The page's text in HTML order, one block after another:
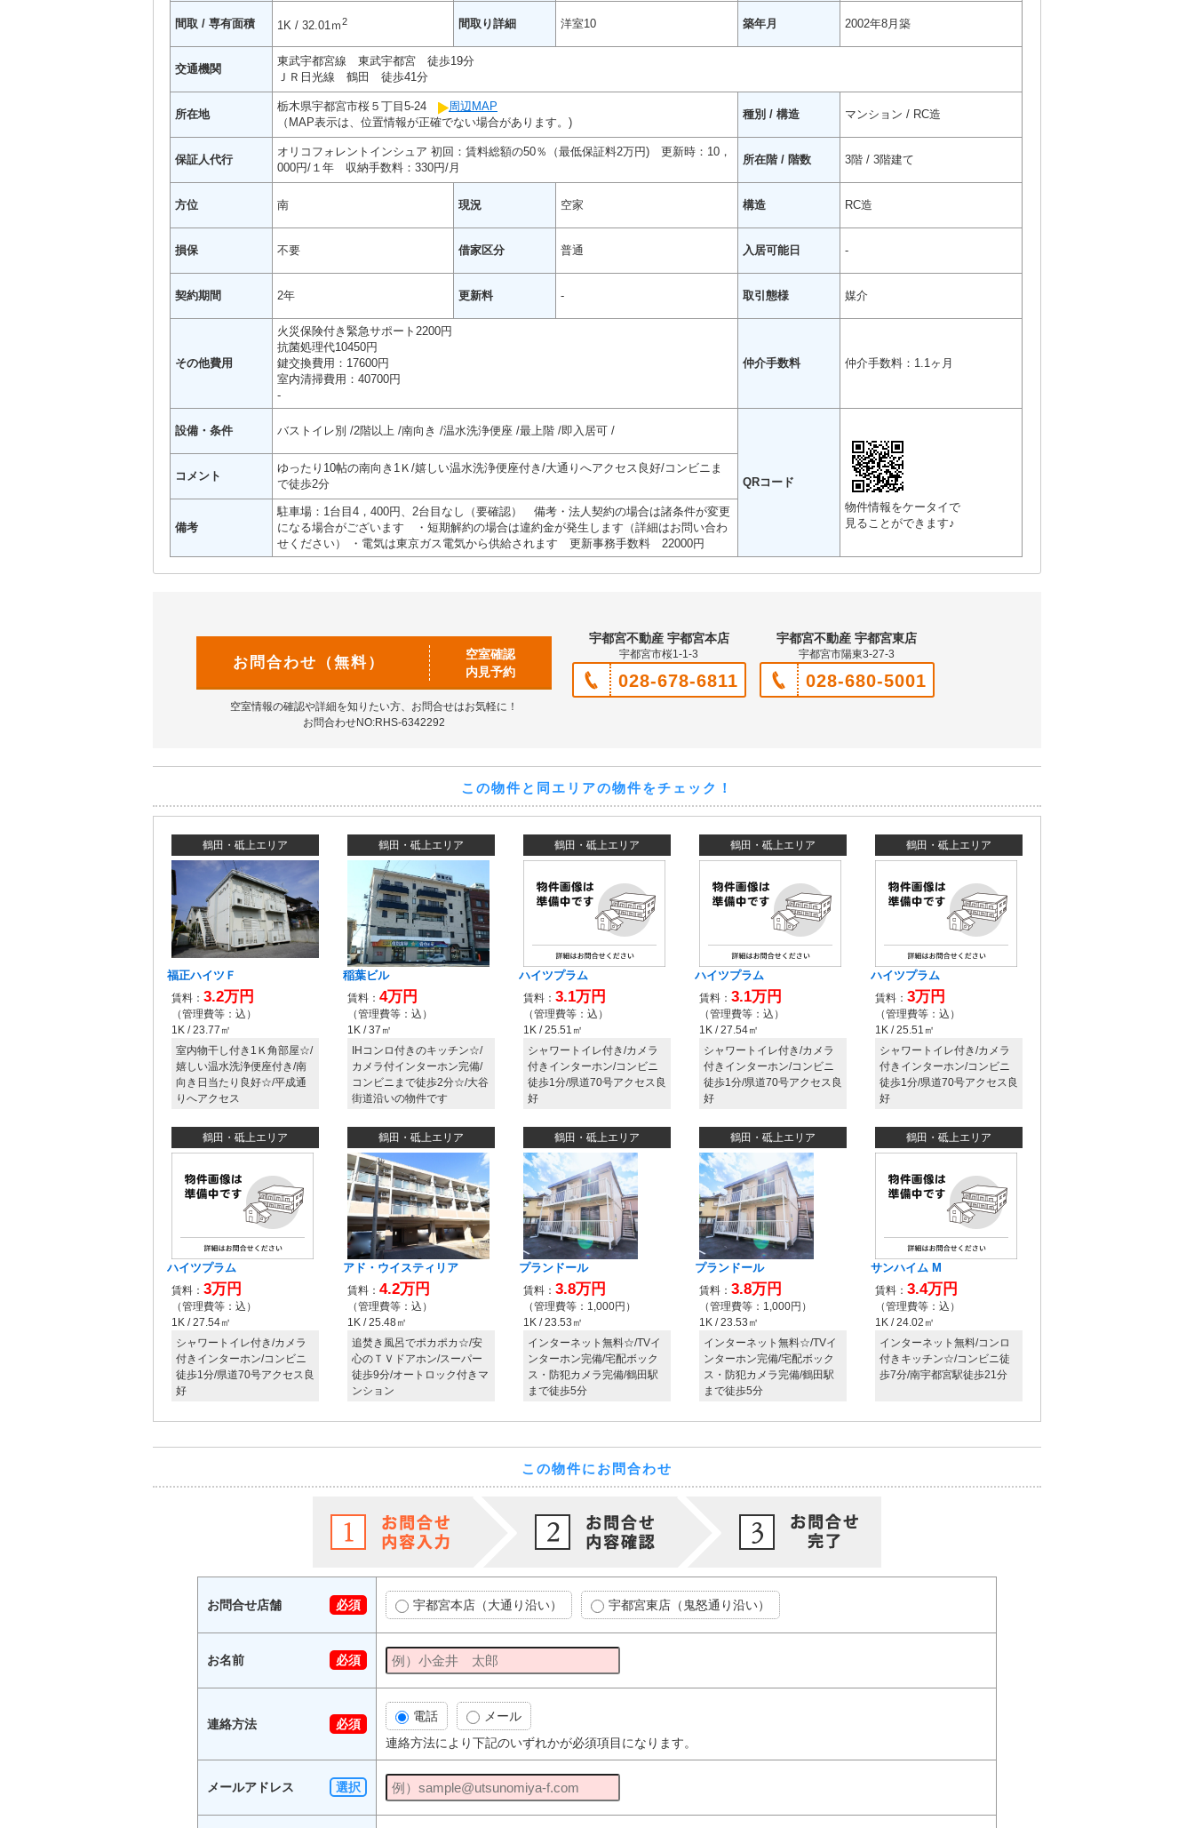
間取 / 専有面積 1K / 32.01ｍ2 間取り詳細 洋室10 築年月 2002年8月築
交通機関
東武宇都宮線 東武宇都宮 徒歩19分
ＪＲ日光線 鶴田 徒歩41分
所在地
栃木県宇都宮市桜５丁目5-24
周辺MAP
（MAP表示は、位置情報が正確でない場合があります。)
種別 / 構造 マンション / RC造
保証人代行
オリコフォレントインシュア 初回：賃料総額の50％（最低保証料2万円) 更新時：10，
000円/１年 収納手数料：330円/月
所在階 / 階数 3階 / 3階建て
方位 南 現況 空家 構造 RC造
損保 不要 借家区分 普通 入居可能日 -
契約期間 2年 更新料 - 取引態様 媒介
その他費用
火災保険付き緊急サポート2200円
抗菌処理代10450円
鍵交換費用：17600円
室内清掃費用：40700円
-
仲介手数料 仲介手数料：1.1ヶ月
設備・条件 バストイレ別 2階以上 南向き 温水洗浄便座 最上階 即入居可
QRコード
物件情報をケータイで
見ることができます♪
コメント
ゆったり10帖の南向き1Ｋ/嬉しい温水洗浄便座付き/大通りへアクセス良好/コンビニま
で徒歩2分
備考
駐車場：1台目4，400円、2台目なし（要確認） 備考・法人契約の場合は諸条件が変更
になる場合がございます ・短期解約の場合は違約金が発生します（詳細はお問い合わ
せください） ・電気は東京ガス電気から供給されます 更新事務手数料 22000円
お問合わせ（無料）
空室確認
内見予約
空室情報の確認や詳細を知りたい方、お問合せはお気軽に！
お問合わせNO:RHS-6342292
宇都宮不動産 宇都宮本店
宇都宮市桜1-1-3
028-678-6811
宇都宮不動産 宇都宮東店
宇都宮市陽東3-27-3
028-680-5001
この物件と同エリアの物件をチェック！
この物件にお問合わせ
お問合せ店舗 必須 宇都宮本店（大通り沿い） 宇都宮東店（鬼怒通り沿い）
お名前 必須
連絡方法 必須
電話
メール
連絡方法により下記のいずれかが必須項目になります。
メールアドレス 選択